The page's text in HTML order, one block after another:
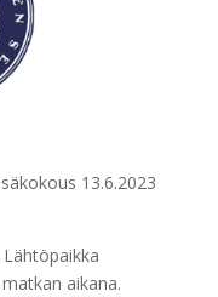
13.6.2023
aikana.